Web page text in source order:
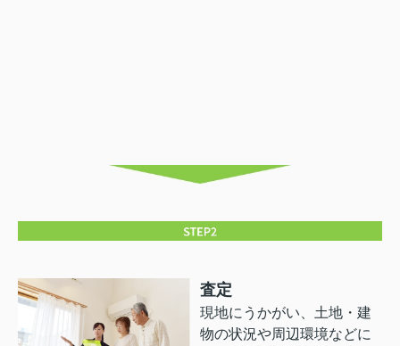
査定
現地にうかがい、土地・建
物の状況や周辺環境などに